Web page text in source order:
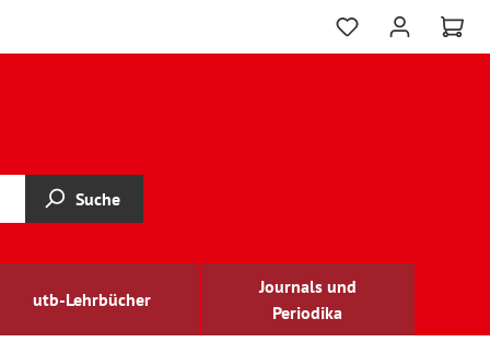
Suche
utb-Lehrbücher
Journals und
Periodika